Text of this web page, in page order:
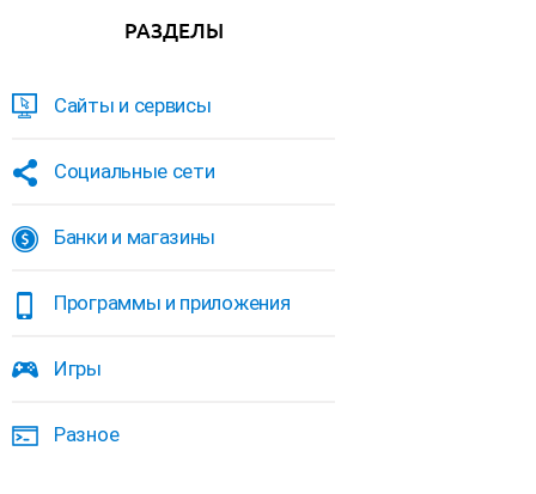
РАЗДЕЛЫ
Сайты и сервисы
Социальные сети
Банки и магазины
Программы и приложения
Игры
Разное